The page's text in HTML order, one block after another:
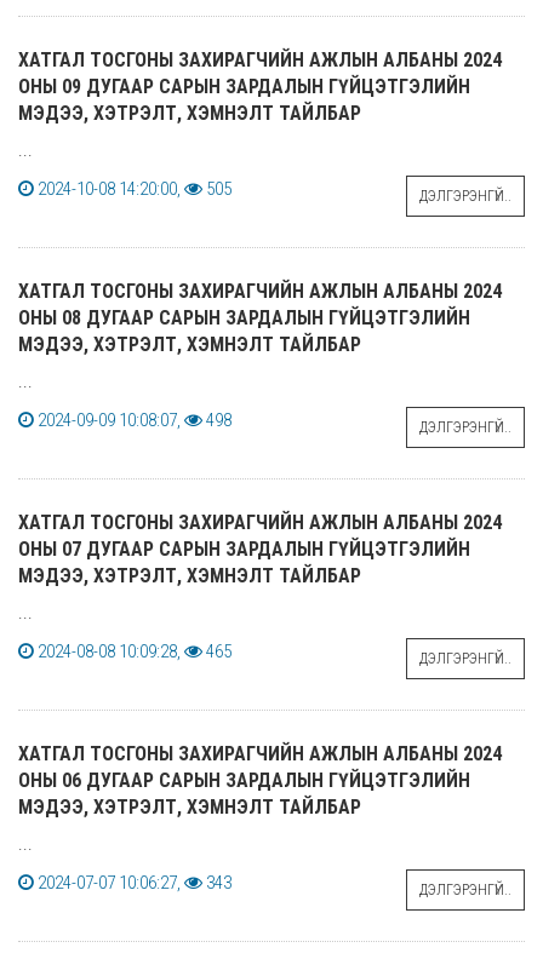
ХАТГАЛ ТОСГОНЫ ЗАХИРАГЧИЙН АЖЛЫН АЛБАНЫ 2024
ОНЫ 09 ДУГААР САРЫН ЗАРДАЛЫН ГҮЙЦЭТГЭЛИЙН
МЭДЭЭ, ХЭТРЭЛТ, ХЭМНЭЛТ ТАЙЛБАР
...
2024-10-08 14:20:00,
505 ДЭЛГЭРЭНГҮЙ..
ХАТГАЛ ТОСГОНЫ ЗАХИРАГЧИЙН АЖЛЫН АЛБАНЫ 2024
ОНЫ 08 ДУГААР САРЫН ЗАРДАЛЫН ГҮЙЦЭТГЭЛИЙН
МЭДЭЭ, ХЭТРЭЛТ, ХЭМНЭЛТ ТАЙЛБАР
...
2024-09-09 10:08:07,
498 ДЭЛГЭРЭНГҮЙ..
ХАТГАЛ ТОСГОНЫ ЗАХИРАГЧИЙН АЖЛЫН АЛБАНЫ 2024
ОНЫ 07 ДУГААР САРЫН ЗАРДАЛЫН ГҮЙЦЭТГЭЛИЙН
МЭДЭЭ, ХЭТРЭЛТ, ХЭМНЭЛТ ТАЙЛБАР
...
2024-08-08 10:09:28,
465 ДЭЛГЭРЭНГҮЙ..
ХАТГАЛ ТОСГОНЫ ЗАХИРАГЧИЙН АЖЛЫН АЛБАНЫ 2024
ОНЫ 06 ДУГААР САРЫН ЗАРДАЛЫН ГҮЙЦЭТГЭЛИЙН
МЭДЭЭ, ХЭТРЭЛТ, ХЭМНЭЛТ ТАЙЛБАР
...
2024-07-07 10:06:27,
343 ДЭЛГЭРЭНГҮЙ..